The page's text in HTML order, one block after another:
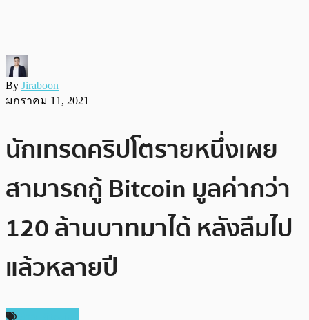
By Jiraboon
มกราคม 11, 2021
นักเทรดคริปโตรายหนึ่งเผย
สามารถกู้ Bitcoin มูลค่ากว่า
120 ล้านบาทมาได้ หลังลืมไป
แล้วหลายปี